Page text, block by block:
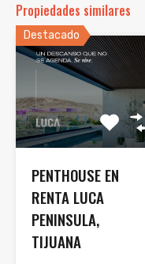
Propiedades similares
Destacado
PENTHOUSE EN
RENTA LUCA
PENINSULA,
TIJUANA